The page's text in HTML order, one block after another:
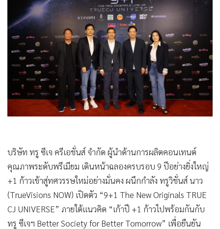
Management & HR
• MGR Live
Infographic
การเมือง
ท่องเที่ยว
กีฬา
• ต่างประเทศ
• Special Scoop
จีน
ชุมชน-คุณภาพชีวิต
• อาชญากรรม
• Motoring
• เกม
• วิทยาศาสตร์
บริษัท ทรู ซีเจ ครีเอชั่นส์ จำกัด ผู้นำด้านการผลิตคอนเทนต์
คุณภาพระดับพรีเมียม เดินหน้าฉลองครบรอบ 9 ปีอย่างยิ่งใหญ่
+1 ก้าวเข้าสู่ทศวรรษใหม่อย่างมั่นคง ผนึกกำลัง ทรูวิชั่นส์ นาว
(TrueVisions NOW) เปิดตัว “9+1 The New Originals TRUE
CJ UNIVERSE” ภายใต้แนวคิด “เก้าปี +1 ก้าวไปพร้อมกันกับ
ทรู ซีเจฯ Better Society for Better Tomorrow” เพื่อยืนยัน